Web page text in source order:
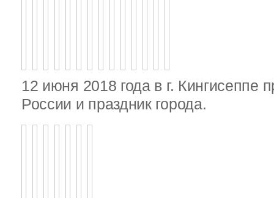
12 июня 2018 года в г. Кингисеппе
России и праздник города.